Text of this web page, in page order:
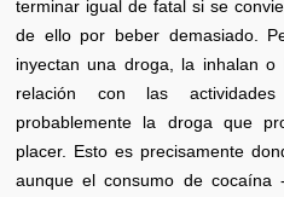
terminar igual de fatal si se
de ello por beber demasiado.
inyectan una droga, la inhalan
relación con las
probablemente la droga que
placer. Esto es precisamente
aunque el consumo de